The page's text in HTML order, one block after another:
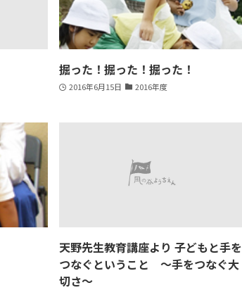
掘った！掘った！掘った！
2016年6月15日 2016年度
天野先生教育講座より 子どもと手を
つなぐということ ～手をつなぐ大
切さ～